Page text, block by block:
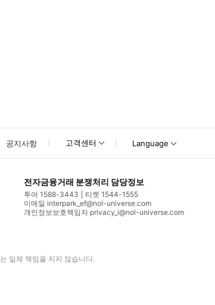
공지사항 고객센터 Language
전자금융거래 분쟁처리 담당정보
투어 1588-3443
티켓 1544-1555
이메일 interpark_ef@nol-universe.com
개인정보보호책임자 privacy_i@nol-universe.com
는 일체 책임을 지지 않습니다.